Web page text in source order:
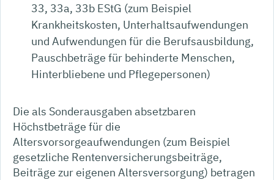
33, 33a, 33b EStG (zum Beispiel
Krankheitskosten, Unterhaltsaufwendungen
und Aufwendungen für die Berufsausbildung,
Pauschbeträge für behinderte Menschen,
Hinterbliebene und Pflegepersonen)
Die als Sonderausgaben absetzbaren
Höchstbeträge für die
Altersvorsorgeaufwendungen (zum Beispiel
gesetzliche Rentenversicherungsbeiträge,
Beiträge zur eigenen Altersversorgung) betragen